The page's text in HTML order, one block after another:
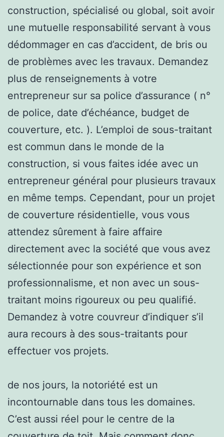
construction, spécialisé ou global, soit avoir
une mutuelle responsabilité servant à vous
dédommager en cas d’accident, de bris ou
de problèmes avec les travaux. Demandez
plus de renseignements à votre
entrepreneur sur sa police d’assurance ( n°
de police, date d’échéance, budget de
couverture, etc. ). L’emploi de sous-traitant
est commun dans le monde de la
construction, si vous faites idée avec un
entrepreneur général pour plusieurs travaux
en même temps. Cependant, pour un projet
de couverture résidentielle, vous vous
attendez sûrement à faire affaire
directement avec la société que vous avez
sélectionnée pour son expérience et son
professionnalisme, et non avec un sous-
traitant moins rigoureux ou peu qualifié.
Demandez à votre couvreur d’indiquer s’il
aura recours à des sous-traitants pour
effectuer vos projets.
de nos jours, la notoriété est un
incontournable dans tous les domaines.
C’est aussi réel pour le centre de la